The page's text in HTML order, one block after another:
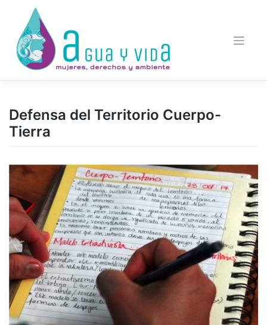
contenido
Defensa del Territorio Cuerpo-
Tierra